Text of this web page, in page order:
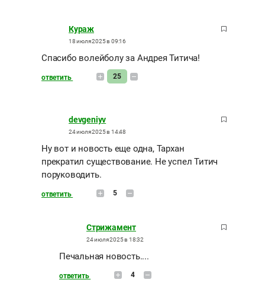
Кураж
18 июля 2025 в 09:16
Спасибо волейболу за Андрея Титича!
ответить 25
devgeniyv
24 июля 2025 в 14:48
Ну вот и новость еще одна, Тархан
прекратил существование. Не успел Титич
поруководить.
ответить 5
Стрижамент
24 июля 2025 в 18:32
Печальная новость....
ответить 4